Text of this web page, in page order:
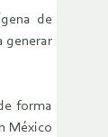
de
generar
forma
México